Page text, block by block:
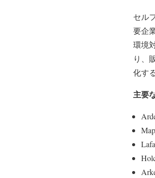
セル
要企
環境
り、
化す
主要